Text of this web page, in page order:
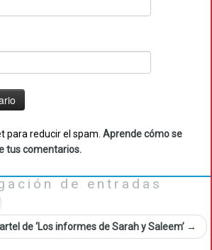
para reducir el spam. Aprende cómo se
tus comentarios.
de entradas
de ‘Los informes de Sarah y Saleem’ →